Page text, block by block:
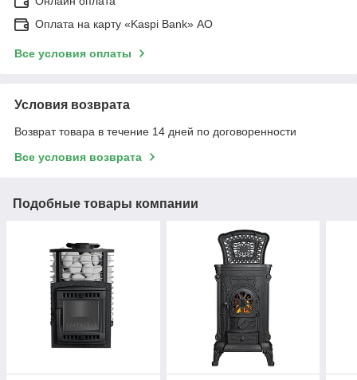
Оплата на карту «Kaspi Bank» АО
Все условия оплаты
Условия возврата
Возврат товара в течение 14 дней по договоренности
Все условия возврата
Подобные товары компании